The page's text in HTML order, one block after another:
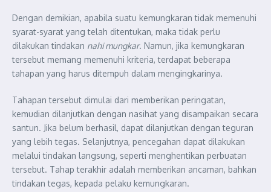
Dengan demikian, apabila suatu kemungkaran tidak memenuhi
syarat-syarat yang telah ditentukan, maka tidak perlu
dilakukan tindakan nahi mungkar. Namun, jika kemungkaran
tersebut memang memenuhi kriteria, terdapat beberapa
tahapan yang harus ditempuh dalam mengingkarinya.
Tahapan tersebut dimulai dari memberikan peringatan,
kemudian dilanjutkan dengan nasihat yang disampaikan secara
santun. Jika belum berhasil, dapat dilanjutkan dengan teguran
yang lebih tegas. Selanjutnya, pencegahan dapat dilakukan
melalui tindakan langsung, seperti menghentikan perbuatan
tersebut. Tahap terakhir adalah memberikan ancaman, bahkan
tindakan tegas, kepada pelaku kemungkaran.